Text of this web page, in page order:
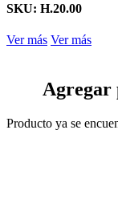
SKU: H.20.00
Ver más Ver más
Agregar
Producto ya se